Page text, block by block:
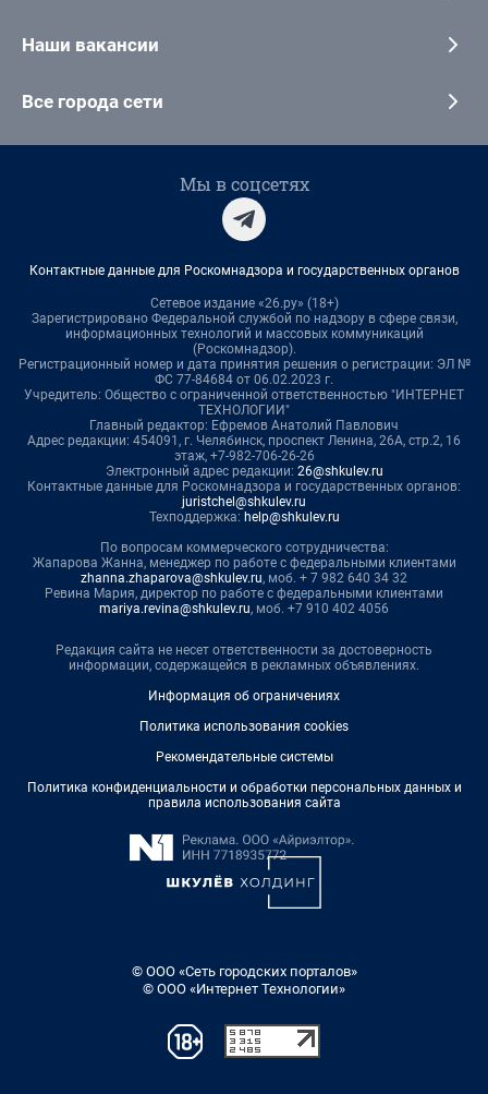
Наши вакансии
Все города сети
Мы в соцсетях
Контактные данные для Роскомнадзора и государственных органов
Сетевое издание «26.ру» (18+)
Зарегистрировано Федеральной службой по надзору в сфере связи,
информационных технологий и массовых коммуникаций
(Роскомнадзор).
Регистрационный номер и дата принятия решения о регистрации: ЭЛ №
ФС 77-84684 от 06.02.2023 г.
Учредитель: Общество с ограниченной ответственностью "ИНТЕРНЕТ
ТЕХНОЛОГИИ"
Главный редактор: Ефремов Анатолий Павлович
Адрес редакции: 454091, г. Челябинск, проспект Ленина, 26А, стр.2, 16
этаж, +7-982-706-26-26
Электронный адрес редакции: 26@shkulev.ru
Контактные данные для Роскомнадзора и государственных органов:
juristchel@shkulev.ru
Техподдержка: help@shkulev.ru
По вопросам коммерческого сотрудничества:
Жапарова Жанна, менеджер по работе с федеральными клиентами
zhanna.zhaparova@shkulev.ru, моб. + 7 982 640 34 32
Ревина Мария, директор по работе с федеральными клиентами
mariya.revina@shkulev.ru, моб. +7 910 402 4056
Редакция сайта не несет ответственности за достоверность
информации, содержащейся в рекламных объявлениях.
Информация об ограничениях
Политика использования cookies
Рекомендательные системы
Политика конфиденциальности и обработки персональных данных и
правила использования сайта
© ООО «Сеть городских порталов»
© ООО «Интернет Технологии»